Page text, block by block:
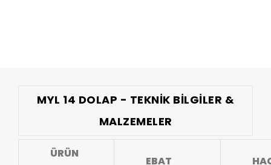
MYL 14 DOLAP - TEKNIK BILGILER &
MALZEMELER
ÜRÜN
EBAT